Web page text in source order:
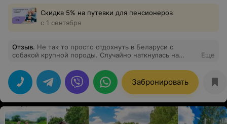
Скидка 5% на путевки для пенсионеров
с 1 сентября
Отзыв. Не так то просто отдохнуть в Беларуси с
собакой крупной породы. Случайно наткнулась на
собакой без проблем. Номер студио достаточно
большой и теплый. Нас все устроило. Питание выше
всяких похвал. Ирине Николаевне отдельное спасибо
за теплоту общения и вкусную еду. Природа шикарная,
а воздухом не возможно надышаться. Озеро в шаговой
доступности. Нам это место после шумного города
показалось раем.
Еще
Забронировать